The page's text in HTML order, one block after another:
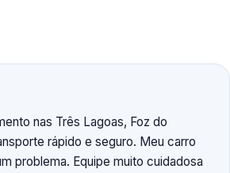
nas Três Lagoas, Foz do
rápido e seguro. Meu carro
problema. Equipe muito cuidadosa